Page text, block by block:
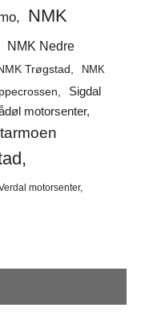
NMK
NMK Nedre
Trøgstad
NMK
Sigdal
motorsenter
motorsenter